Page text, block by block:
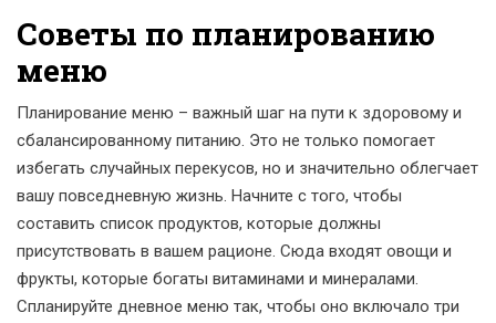
Советы по планированию
меню
Планирование меню – важный шаг на пути к здоровому и
сбалансированному питанию. Это не только помогает
избегать случайных перекусов, но и значительно облегчает
вашу повседневную жизнь. Начните с того, чтобы
составить список продуктов, которые должны
присутствовать в вашем рационе. Сюда входят овощи и
фрукты, которые богаты витаминами и минералами.
Спланируйте дневное меню так, чтобы оно включало три